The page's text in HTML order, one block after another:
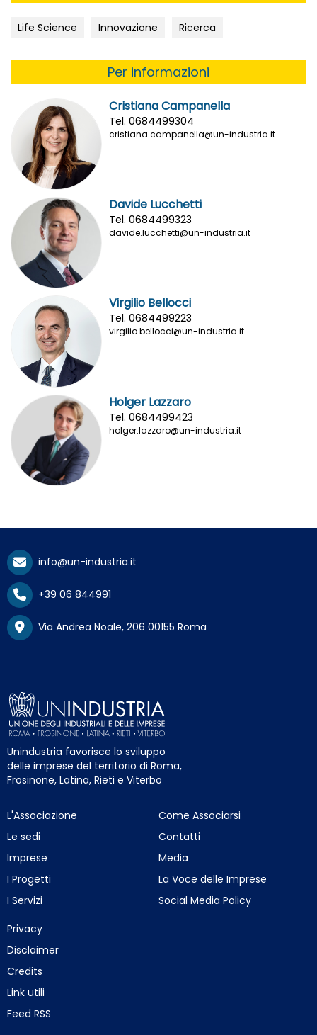
Life Science Innovazione Ricerca
Per informazioni
Cristiana Campanella
Tel. 0684499304
cristiana.campanella@un-industria.it
Davide Lucchetti
Tel. 0684499323
davide.lucchetti@un-industria.it
Virgilio Bellocci
Tel. 0684499223
virgilio.bellocci@un-industria.it
Holger Lazzaro
Tel. 0684499423
holger.lazzaro@un-industria.it
info@un-industria.it
+39 06 844991
Via Andrea Noale, 206 00155 Roma
Unindustria favorisce lo sviluppo
delle imprese del territorio di Roma,
Frosinone, Latina, Rieti e Viterbo
L'Associazione
Le sedi
Imprese
I Progetti
I Servizi
Come Associarsi
Contatti
Media
La Voce delle Imprese
Social Media Policy
Privacy
Disclaimer
Credits
Link utili
Feed RSS